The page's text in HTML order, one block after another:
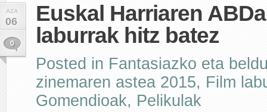
AZA
06
0
Euskal Harriaren
laburrak hitz batez
Posted in Fantasiazko eta
zinemaren astea 2015, Film
Gomendioak, Pelikulak